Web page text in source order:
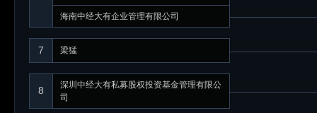
海南中经大有企业管理有限公司
7 梁猛
8
深圳中经大有私募股权投资基金管理有限公
司